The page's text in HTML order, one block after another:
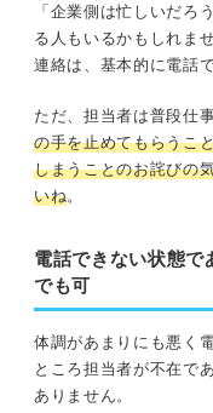
「企業側は忙しいだろ
る人もいるかもしれま
連絡は、基本的に電話
ただ、担当者は普段仕
の手を止めてもらうこ
しまうことのお詫びの
いね。
電話できない状態で
でも可
体調があまりにも悪く
ところ担当者が不在で
ありません。